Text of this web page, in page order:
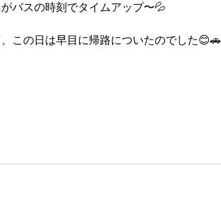
バスの時刻でタイムアップ〜💦
この日は早目に帰路についたのでした😊🚗